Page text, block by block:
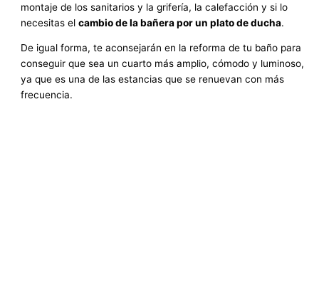
montaje de los sanitarios y la grifería, la calefacción y si lo
necesitas elcambio de la bañera por un plato de ducha.
De igual forma, te aconsejarán en la reforma de tu baño para
conseguir que sea un cuarto más amplio, cómodo y luminoso,
ya que es una de las estancias que se renuevan con más
frecuencia.